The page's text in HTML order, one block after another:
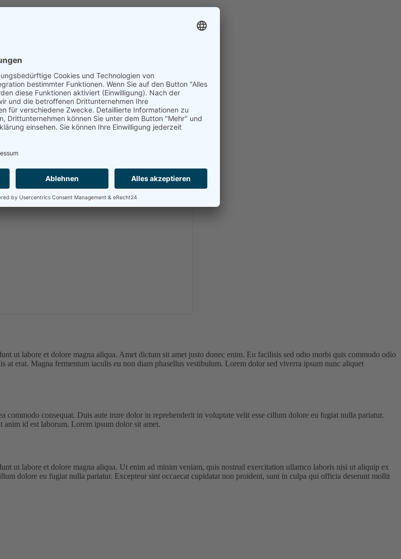
ut labore et dolore magna aliqua. Amet dictum sit amet justo donec enim. Eu facilisis sed odio morbi quis commodo odio
erat. Magna fermentum iaculis eu non diam phasellus vestibulum. Lorem dolor sed viverra ipsum nunc aliquet
consequat. Duis aute irure dolor in reprehenderit in voluptate velit esse cillum dolore eu fugiat nulla pariatur.
id est laborum. Lorem ipsum dolor sit amet.
ut labore et dolore magna aliqua. Ut enim ad minim veniam, quis nostrud exercitation ullamco laboris nisi ut aliquip ex
dolore eu fugiat nulla pariatur. Excepteur sint occaecat cupidatat non proident, sunt in culpa qui officia deserunt mollit